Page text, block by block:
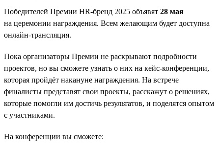
Победителей Премии HR-бренд 2025 объявят 28 мая
на церемонии награждения. Всем желающим будет доступна
онлайн-трансляция.
Пока организаторы Премии не раскрывают подробности
проектов, но вы сможете узнать о них на кейс-конференции,
которая пройдёт накануне награждения. На встрече
финалисты представят свои проекты, расскажут о решениях,
которые помогли им достичь результатов, и поделятся опытом
с участниками.
На конференции вы сможете: